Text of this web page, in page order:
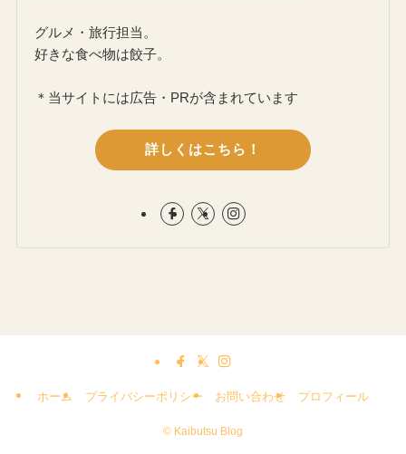
グルメ・旅行担当。
好きな食べ物は餃子。
＊当サイトには広告・PRが含まれています
詳しくはこちら！
ホーム プライバシーポリシー お問い合わせ プロフィール
© Kaibutsu Blog